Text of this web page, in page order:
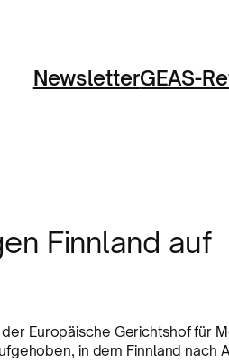
NewsletterGEAS-
Finnland auf
der Europäische Gerichtshof für
in dem Finnland nach